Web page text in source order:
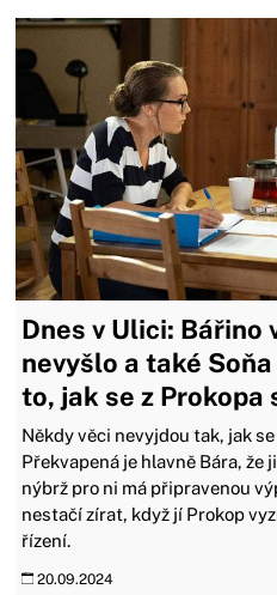
Dnes v Ulici: Bářino
nevyšlo a také
to, jak se z
Někdy věci nevyjdou tak, jak
Překvapená je hlavně Bára, že
nýbrž pro ni má připravenou
nestačí zírat, když jí Prokop
řízení.
20.09.2024